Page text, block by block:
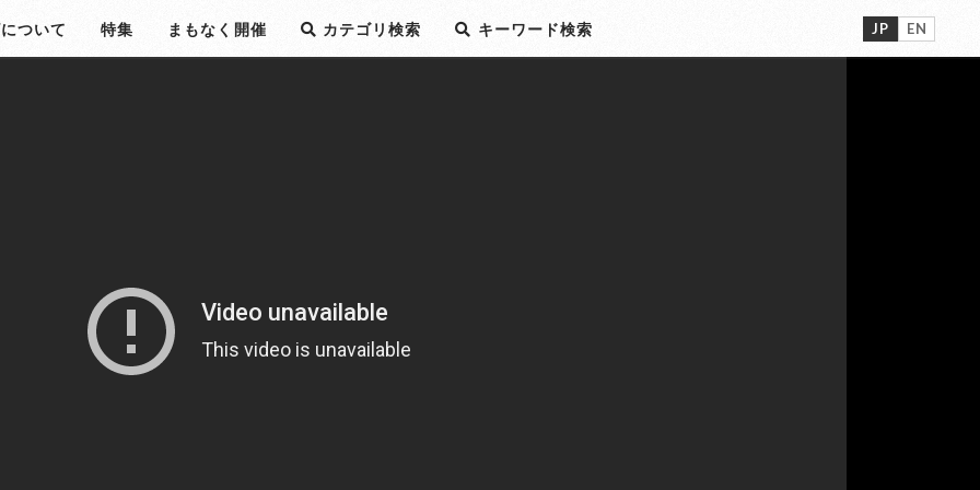
ついて 特集 まもなく開催 カテゴリ検索 キーワード検索 JP EN